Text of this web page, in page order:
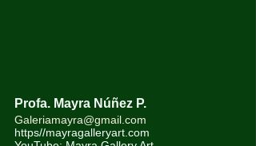
Profa. Mayra Núñez P.
Galeriamayra@gmail.com
https//mayragalleryart.com